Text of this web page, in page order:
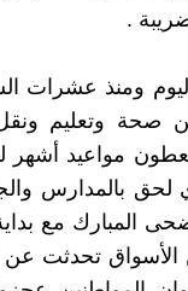
.
اليوم ومنذ
من صحة وتعليم
مواعيد أشهر
لحق بالمدارس
المبارك مع بداية
تحدثت عن